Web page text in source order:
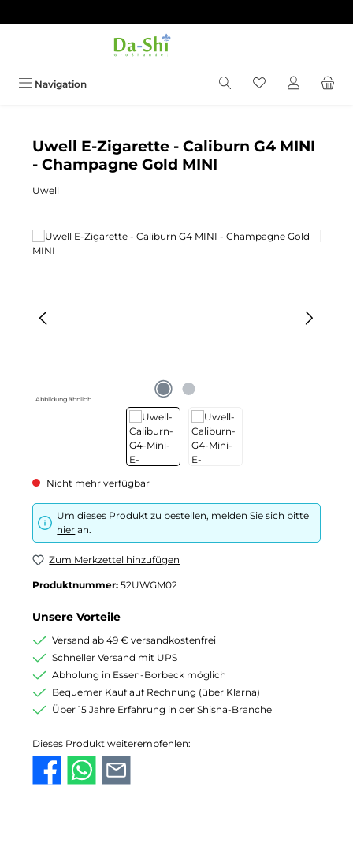
Navigation Du hast 0
Uwell E-Zigarette - Caliburn G4 MINI
- Champagne Gold MINI
Uwell
Bildergalerie überspringen
Abbildung ähnlich
Nicht mehr verfügbar
Um dieses Produkt zu bestellen, melden Sie sich bitte
hier an.
Zum Merkzettel hinzufügen
Produktnummer: 52UWGM02
Unsere Vorteile
Versand ab 49 € versandkostenfrei
Schneller Versand mit UPS
Abholung in Essen-Borbeck möglich
Bequemer Kauf auf Rechnung (über Klarna)
Über 15 Jahre Erfahrung in der Shisha-Branche
Dieses Produkt weiterempfehlen: